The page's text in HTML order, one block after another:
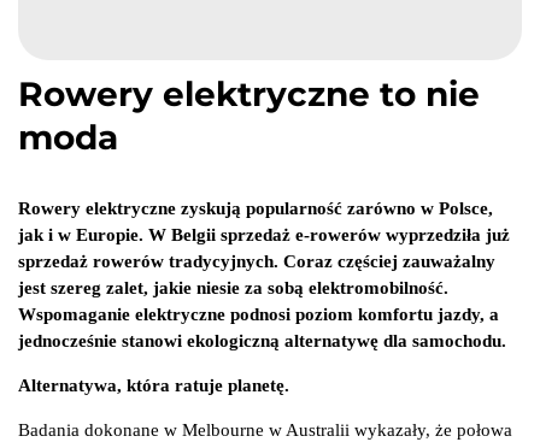
Rowery elektryczne to nie
moda
Rowery elektryczne zyskują popularność zarówno w Polsce,
jak i w Europie. W Belgii sprzedaż e-rowerów wyprzedziła już
sprzedaż rowerów tradycyjnych. Coraz częściej zauważalny
jest szereg zalet, jakie niesie za sobą elektromobilność.
Wspomaganie elektryczne podnosi poziom komfortu jazdy, a
jednocześnie stanowi ekologiczną alternatywę dla samochodu.
Alternatywa, która ratuje planetę.
Badania dokonane w Melbourne w Australii wykazały, że połowa